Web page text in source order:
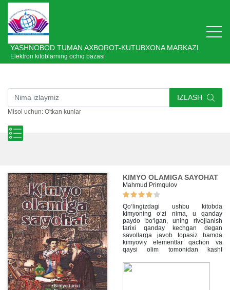
YASHNOBOD TUMAN AXBOROT-KUTUBXONA MARKAZI
Elektron kitoblarning ochiq bazasi
IZLASH
Misol uchun: O'tkan kunlar
KIMYO OLAMIGA SAYOHAT
Mahmud Primqulov
Qo‘lingizdagi ushbu kitobda
kimyoning o‘zi nima, u qanday
paydo bo‘lgan, uning rivojlanish
tarixi qanday kechgan degan
savollarga javob topasiz hamda
kimyoviy elementlar qachon va
qaysi olim tomonidan kashf
elementlar yordamida sahna
ko‘rinishlari orqali ularning xossa-